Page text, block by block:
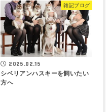
雑記ブログ
2025.02.15
シベリアンハスキーを飼いたい
方へ